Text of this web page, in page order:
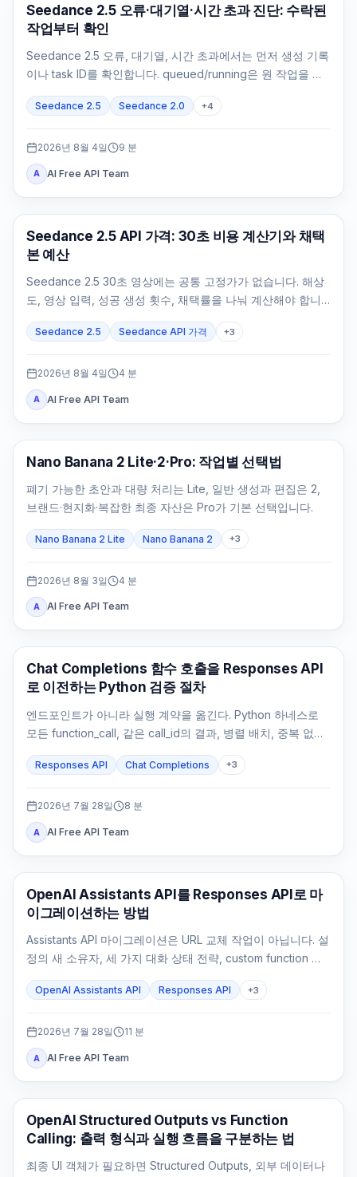
AI 비디오 생성
Seedance 2.5 오류·대기열·시간 초과 진단: 수락된
작업부터 확인
Seedance 2.5 오류, 대기열, 시간 초과에서는 먼저 생성 기록
이나 task ID를 확인합니다. queued/running은 원 작업을 조
Seedance 2.5 Seedance 2.0 +4
2026년 8월 4일 9 분
A AI Free API Team
AI 비디오 생성
Seedance 2.5 API 가격: 30초 비용 계산기와 채택
본 예산
Seedance 2.5 30초 영상에는 공통 고정가가 없습니다. 해상
도, 영상 입력, 성공 생성 횟수, 채택률을 나눠 계산해야 합니
Seedance 2.5 Seedance API 가격 +3
2026년 8월 4일 4 분
A AI Free API Team
AI 이미지 모델
Nano Banana 2 Lite·2·Pro: 작업별 선택법
폐기 가능한 초안과 대량 처리는 Lite, 일반 생성과 편집은 2,
브랜드·현지화·복잡한 최종 자산은 Pro가 기본 선택입니다.
Nano Banana 2 Lite Nano Banana 2 +3
2026년 8월 3일 4 분
A AI Free API Team
API 가이드
Chat Completions 함수 호출을 Responses API
로 이전하는 Python 검증 절차
엔드포인트가 아니라 실행 계약을 옮긴다. Python 하네스로
모든 function_call, 같은 call_id의 결과, 병렬 배치, 중복 없는
Responses API Chat Completions +3
2026년 7월 28일 8 분
A AI Free API Team
API 가이드
OpenAI Assistants API를 Responses API로 마
이그레이션하는 방법
Assistants API 마이그레이션은 URL 교체 작업이 아닙니다. 설
정의 새 소유자, 세 가지 대화 상태 전략, custom function 실
행 루프, File Search, 기존 Thread 처리와 rollback 기준을
먼저 정해야 합니다.
OpenAI Assistants API Responses API +3
2026년 7월 28일 11 분
A AI Free API Team
OpenAI API
OpenAI Structured Outputs vs Function
Calling: 출력 형식과 실행 흐름을 구분하는 법
최종 UI 객체가 필요하면 Structured Outputs, 외부 데이터나